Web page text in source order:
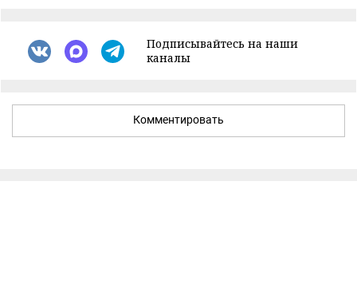
Подписывайтесь на наши
каналы
Комментировать